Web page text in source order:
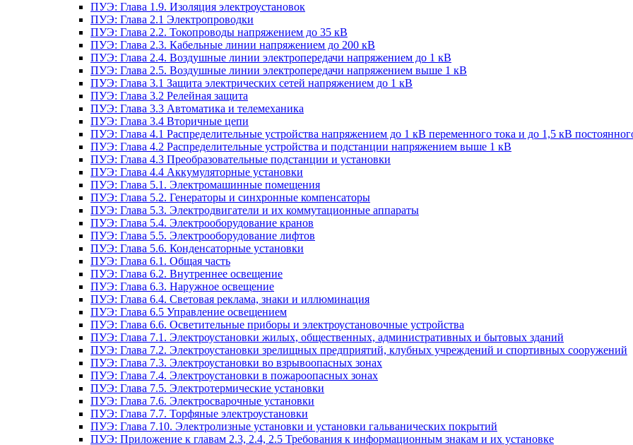
ПУЭ: Глава 1.9. Изоляция электроустановок
ПУЭ: Глава 2.1 Электропроводки
ПУЭ: Глава 2.2. Токопроводы напряжением до 35 кВ
ПУЭ: Глава 2.3. Кабельные линии напряжением до 200 кВ
ПУЭ: Глава 2.4. Воздушные линии электропередачи напряжением до 1 кВ
ПУЭ: Глава 2.5. Воздушные линии электропередачи напряжением выше 1 кВ
ПУЭ: Глава 3.1 Защита электрических сетей напряжением до 1 кВ
ПУЭ: Глава 3.2 Релейная защита
ПУЭ: Глава 3.3 Автоматика и телемеханика
ПУЭ: Глава 3.4 Вторичные цепи
ПУЭ: Глава 4.1 Распределительные устройства напряжением до 1 кВ переменного тока и до 1,5 кВ
ПУЭ: Глава 4.2 Распределительные устройства и подстанции напряжением выше 1 кВ
ПУЭ: Глава 4.3 Преобразовательные подстанции и установки
ПУЭ: Глава 4.4 Аккумуляторные установки
ПУЭ: Глава 5.1. Электромашинные помещения
ПУЭ: Глава 5.2. Генераторы и синхронные компенсаторы
ПУЭ: Глава 5.3. Электродвигатели и их коммутационные аппараты
ПУЭ: Глава 5.4. Электрооборудование кранов
ПУЭ: Глава 5.5. Электрооборудование лифтов
ПУЭ: Глава 5.6. Конденсаторные установки
ПУЭ: Глава 6.1. Общая часть
ПУЭ: Глава 6.2. Внутреннее освещение
ПУЭ: Глава 6.3. Наружное освещение
ПУЭ: Глава 6.4. Световая реклама, знаки и иллюминация
ПУЭ: Глава 6.5 Управление освещением
ПУЭ: Глава 6.6. Осветительные приборы и электроустановочные устройства
ПУЭ: Глава 7.1. Электроустановки жилых, общественных, административных и бытовых зданий
ПУЭ: Глава 7.2. Электроустановки зрелищных предприятий, клубных учреждений и спортивных сооружений
ПУЭ: Глава 7.3. Электроустановки во взрывоопасных зонах
ПУЭ: Глава 7.4. Электроустановки в пожароопасных зонах
ПУЭ: Глава 7.5. Электротермические установки
ПУЭ: Глава 7.6. Электросварочные установки
ПУЭ: Глава 7.7. Торфяные электроустановки
ПУЭ: Глава 7.10. Электролизные установки и установки гальванических покрытий
ПУЭ: Приложение к главам 2.3, 2.4, 2.5 Требования к информационным знакам и их установке